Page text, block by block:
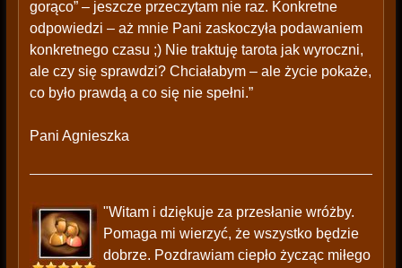
gorąco” – jeszcze przeczytam nie raz. Konkretne
odpowiedzi – aż mnie Pani zaskoczyła podawaniem
konkretnego czasu ;) Nie traktuję tarota jak wyroczni,
ale czy się sprawdzi? Chciałabym – ale życie pokaże,
co było prawdą a co się nie spełni.”
Pani Agnieszka
"Witam i dziękuje za przesłanie wróżby.
Pomaga mi wierzyć, że wszystko będzie
dobrze. Pozdrawiam ciepło życząc miłego